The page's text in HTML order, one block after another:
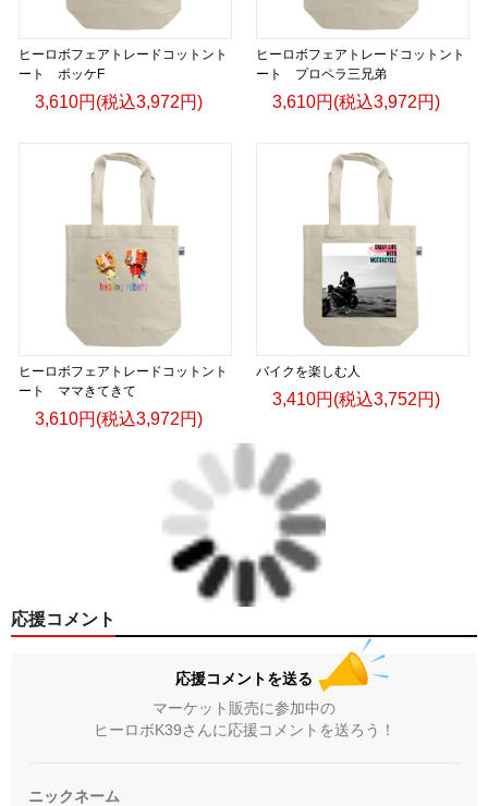
ヒーロボフェアトレードコットント
ート ポッケF
3,610円(税込3,972円)
ヒーロボフェアトレードコットント
ート プロペラ三兄弟
3,610円(税込3,972円)
ヒーロボフェアトレードコットント
ート ママきてきて
3,610円(税込3,972円)
バイクを楽しむ人
3,410円(税込3,752円)
応援コメント
応援コメントを送る
マーケット販売に参加中の
ヒーロボK39さんに応援コメントを送ろう！
ニックネーム